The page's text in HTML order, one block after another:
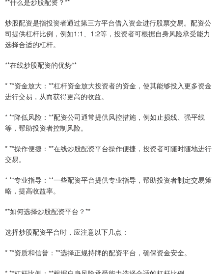
炒股配资是指投资者通过第三方平台借入资金进行股票交易。配资公
司提供杠杆比例，例如1:1、1:2等，投资者可根据自身风险承受能力
选择合适的杠杆。
**在线炒股配资的优势**
* **资金放大：**杠杆资金放大投资者的资金，使其能够投入更多资金
进行交易，从而获得更高的收益。
* **降低风险：**配资公司通常提供风控措施，例如止损线、强平线
等，帮助投资者控制风险。
* **操作便捷：**在线炒股配资平台操作便捷，投资者可随时随地进行
交易。
* **专业指导：**一些配资平台提供专业指导，帮助投资者制定交易策
略，提高收益率。
**如何选择炒股配资平台？**
选择炒股配资平台时，应注意以下几点：
* **资质和信誉：**选择正规持牌的配资平台，确保资金安全。